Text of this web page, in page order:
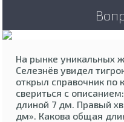
На рынке уникальных
Селезнёв увидел
открыл справочник по
свериться с
длиной 7 дм. Правый
дм». Какова общая